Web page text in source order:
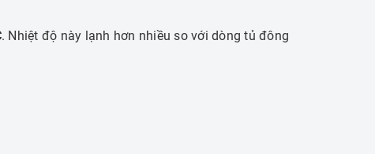
. Nhiệt độ này lạnh hơn nhiều so với dòng tủ đông